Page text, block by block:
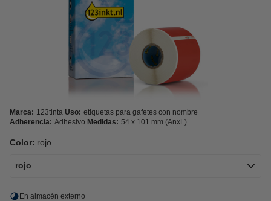
Marca: 123tinta Uso: etiquetas para gafetes con nombre
Adherencia: Adhesivo Medidas: 54 x 101 mm (AnxL)
Color: rojo
rojo
En almacén externo